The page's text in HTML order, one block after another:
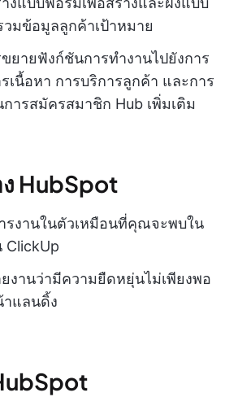
วมข้อมูลลูกค้าเป้าหมาย
ยายฟังก์ชันการทำงานไปยังการ
เนื้อหา การบริการลูกค้า และการ
ารสมัครสมาชิก Hub เพิ่มเติม
HubSpot
รงานในตัวเหมือนที่คุณจะพบใน
ClickUp
งานว่ามีความยืดหยุ่นไม่เพียงพอ
าแลนดิ้ง